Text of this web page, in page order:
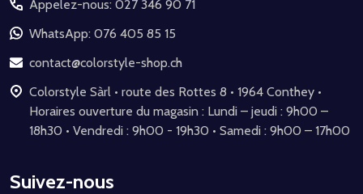
pied
de
page
Appelez-nous: 027 346 90 71
WhatsApp: 076 405 85 15
contact@colorstyle-shop.ch
Colorstyle Sàrl • route des Rottes 8 • 1964 Conthey •
Horaires ouverture du magasin : Lundi – jeudi : 9h00 –
18h30 • Vendredi : 9h00 - 19h30 • Samedi : 9h00 – 17h00
Suivez-nous